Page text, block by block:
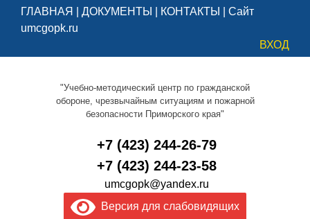
ГЛАВНАЯ ДОКУМЕНТЫ КОНТАКТЫ
Сайт
umcgopk.ru
ВХОД
"Учебно-методический центр по гражданской
обороне, чрезвычайным ситуациям и пожарной
безопасности Приморского края"
+7 (423) 244-26-79
+7 (423) 244-23-58
umcgopk@yandex.ru
Версия для слабовидящих